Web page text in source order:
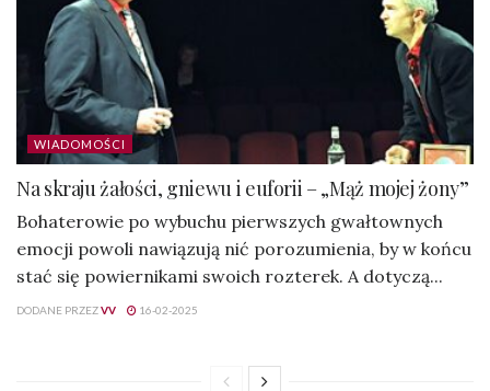
WIADOMOŚCI
Na skraju żałości, gniewu i euforii – „Mąż mojej żony”
Bohaterowie po wybuchu pierwszych gwałtownych
emocji powoli nawiązują nić porozumienia, by w końcu
stać się powiernikami swoich rozterek. A dotyczą...
DODANE PRZEZVV 16-02-2025